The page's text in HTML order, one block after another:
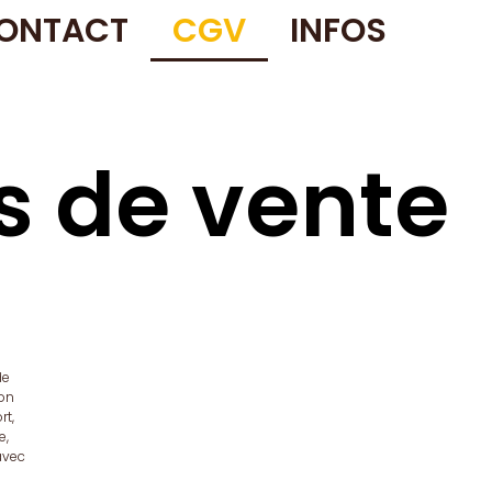
CGV INFOS
de vente